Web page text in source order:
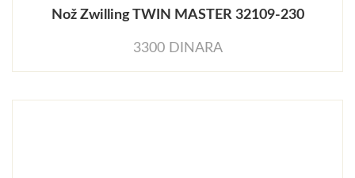
Nož Zwilling TWIN MASTER 32109-230
3300 DINARA